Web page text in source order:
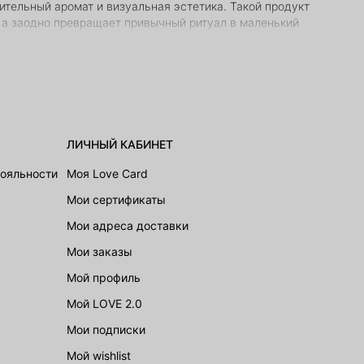
аромат и визуальная эстетика. Такой продукт
заодно превращает привычный ритуал в маленький
день – это средство то, что вам нужно.
в течение дня.
витамин E и аминокислоты. Эти компоненты
ценит не только уход, но и атмосферу, плюс –
на туалетном столике или в сумке.
выразительно и чувственно.
только купить себе, но и выбрать в подарок
ЛИЧНЫЙ КАБИНЕТ
Моя Love Card
Мои сертификаты
Мои адреса доставки
Мои заказы
Мой профиль
Мой LOVE 2.0
Мои подписки
Мой wishlist